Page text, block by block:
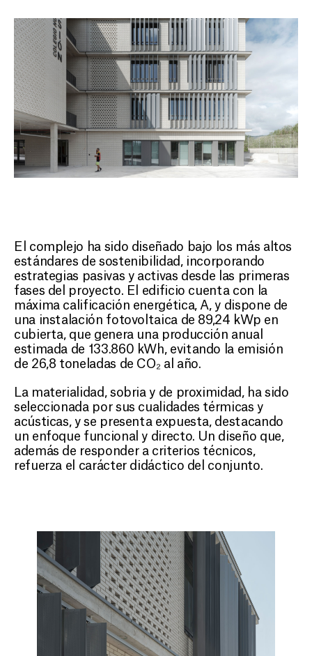
El complejo ha sido diseñado bajo los más altos
estándares de sostenibilidad, incorporando
estrategias pasivas y activas desde las primeras
fases del proyecto. El edificio cuenta con la
máxima calificación energética, A, y dispone de
una instalación fotovoltaica de 89,24 kWp en
cubierta, que genera una producción anual
estimada de 133.860 kWh, evitando la emisión
de 26,8 toneladas de CO₂ al año.
La materialidad, sobria y de proximidad, ha sido
seleccionada por sus cualidades térmicas y
acústicas, y se presenta expuesta, destacando
un enfoque funcional y directo. Un diseño que,
además de responder a criterios técnicos,
refuerza el carácter didáctico del conjunto.